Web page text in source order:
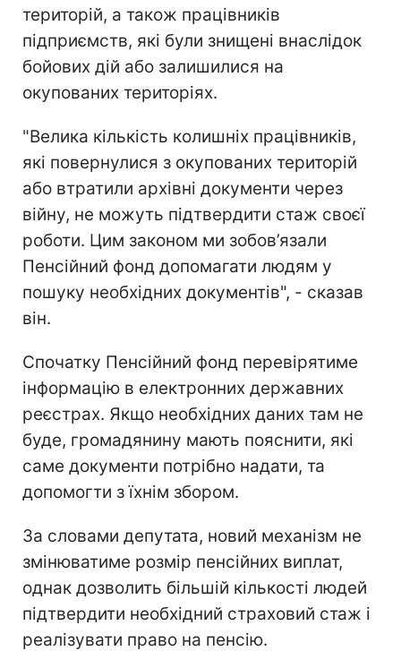
територій, а також працівників
підприємств, які були знищені внаслідок
бойових дій або залишилися на
окупованих територіях.
"Велика кількість колишніх працівників,
які повернулися з окупованих територій
або втратили архівні документи через
війну, не можуть підтвердити стаж своєї
роботи. Цим законом ми зобов’язали
Пенсійний фонд допомагати людям у
пошуку необхідних документів", - сказав
він.
Спочатку Пенсійний фонд перевірятиме
інформацію в електронних державних
реєстрах. Якщо необхідних даних там не
буде, громадянину мають пояснити, які
саме документи потрібно надати, та
допомогти з їхнім збором.
За словами депутата, новий механізм не
змінюватиме розмір пенсійних виплат,
однак дозволить більшій кількості людей
підтвердити необхідний страховий стаж і
реалізувати право на пенсію.